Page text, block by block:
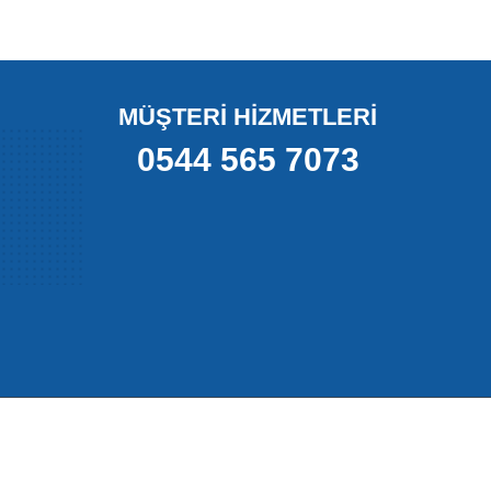
olur. Bu hareket, frenleme sırasında balataların diske
trafikte ve ani frenlemelerde bu parçanın sorunsuz
yaşanabilir. Balatalar düzensiz aşınır, frenleme
edilen araçlarda bu durum hem güvenlik hem de
MÜŞTERİ HİZMETLERİ
0544 565 7073